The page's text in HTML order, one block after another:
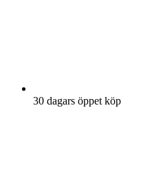
30 dagars öppet köp